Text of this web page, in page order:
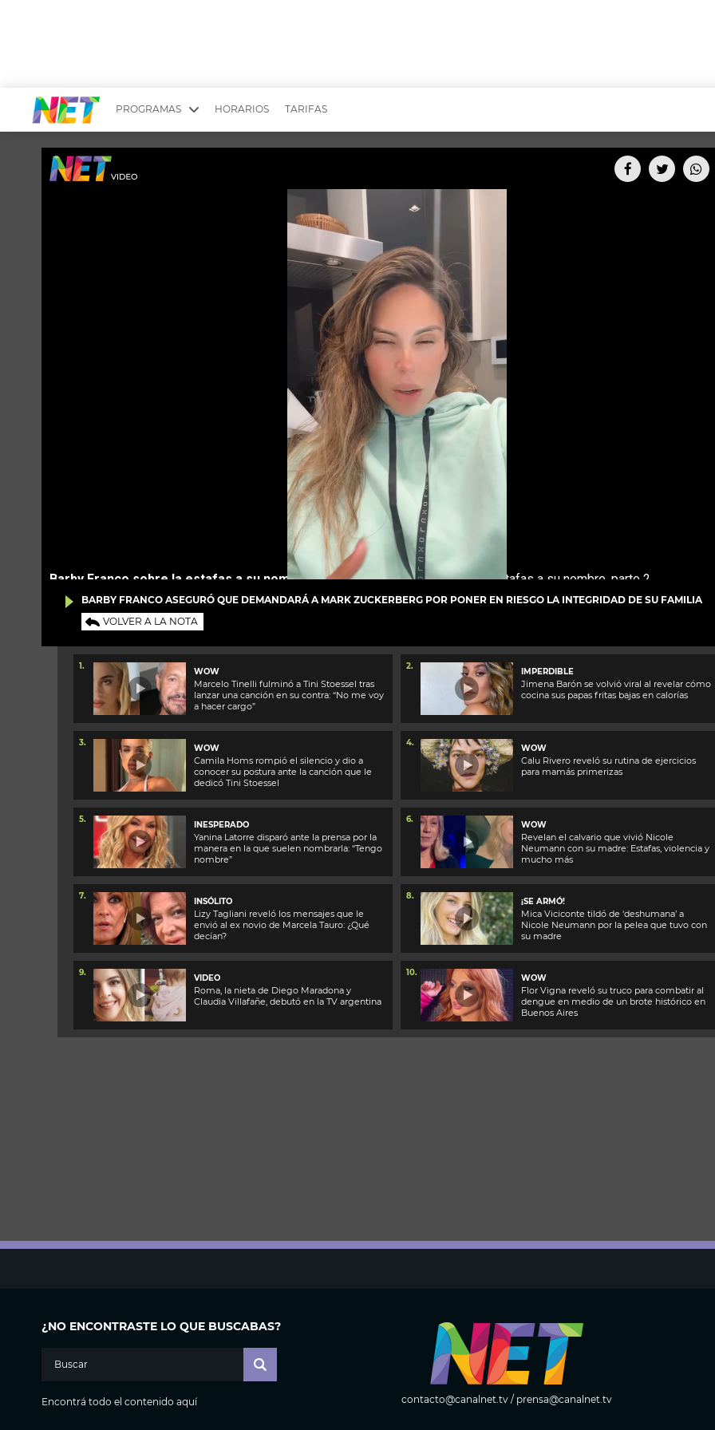
PROGRAMAS
DR. BEAUTY
EL SEÑOR DE LOS CIELOS
ARGENTINOS X ARGENTINA
ESTÉTICA 360 TV
CARAS Y NEGOCIOS
SCOUTING PARA UN CAMBIO
INTELEXIS TV
HAIR RECOVERY
GOSSIP
ENTROMETIDOS EN LA TELE
ENTRE NOS
MODO FONTEVECCHIA
PERIODISMO PURO
REPERFILAR
CINE NET
HORARIOS TARIFAS
BARBY FRANCO ASEGURÓ QUE DEMANDARÁ A MARK ZUCKERBERG POR PONER EN RIESGO LA INTEGRIDAD DE SU FAMILIA
VOLVER A LA NOTA
1.
WOW
Marcelo Tinelli fulminó a Tini Stoessel tras
lanzar una canción en su contra: “No me voy
a hacer cargo”
2.
IMPERDIBLE
Jimena Barón se volvió viral al revelar cómo
cocina sus papas fritas bajas en calorías
3.
WOW
Camila Homs rompió el silencio y dio a
conocer su postura ante la canción que le
dedicó Tini Stoessel
4.
WOW
Calu Rivero reveló su rutina de ejercicios
para mamás primerizas
5.
INESPERADO
Yanina Latorre disparó ante la prensa por la
manera en la que suelen nombrarla: “Tengo
nombre”
6.
WOW
Revelan el calvario que vivió Nicole
Neumann con su madre: Estafas, violencia y
mucho más
7.
INSÓLITO
Lizy Tagliani reveló los mensajes que le
envió al ex novio de Marcela Tauro: ¿Qué
decían?
8.
¡SE ARMÓ!
Mica Viciconte tildó de ‘deshumana’ a
Nicole Neumann por la pelea que tuvo con
su madre
9.
VIDEO
Roma, la nieta de Diego Maradona y
Claudia Villafañe, debutó en la TV argentina
10.
WOW
Flor Vigna reveló su truco para combatir al
dengue en medio de un brote histórico en
Buenos Aires
¿NO ENCONTRASTE LO QUE BUSCABAS?
Encontrá todo el contenido aquí contacto@canalnet.tv/ prensa@canalnet.tv